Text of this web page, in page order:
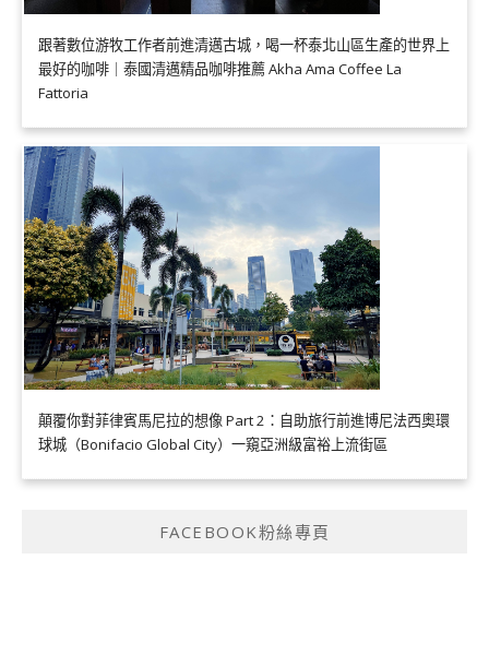
跟著數位游牧工作者前進清邁古城，喝一杯泰北山區生產的世界上
最好的咖啡｜泰國清邁精品咖啡推薦 Akha Ama Coffee La
Fattoria
顛覆你對菲律賓馬尼拉的想像 Part 2：自助旅行前進博尼法西奧環
球城（Bonifacio Global City）一窺亞洲級富裕上流街區
FACEBOOK粉絲專頁